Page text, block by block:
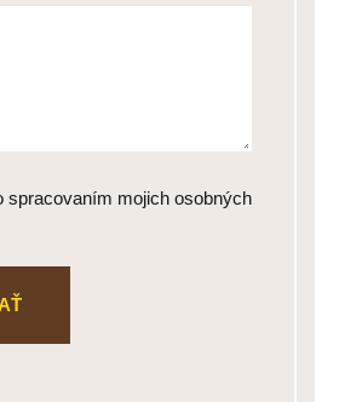
spracovaním mojich osobných